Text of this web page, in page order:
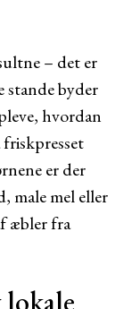
– det er
stande byder
hvordan
er der
male mel eller
æbler fra